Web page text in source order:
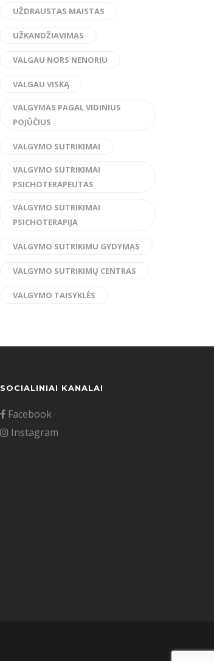
UŽDRAUSTAS MAISTAS
UŽKANDŽIAVIMAS
VALGAU NORS NENORIU
VALGAU VISKĄ
VALGYMAS PAGAL VIDINIUS
POJŪČIUS
VALGYMO SUTRIKIMAI
VALGYMO SUTRIKIMAI
PSICHOTERAPEUTAS
VALGYMO SUTRIKIMAI
PSICHOTERAPIJA
VALGYMO SUTRIKIMU GYDYMAS
VALGYMO SUTRIKIMŲ CENTRAS
VALGYMO TAISYKLĖS
SOCIALINIAI KANALAI
Facebook
Instagram